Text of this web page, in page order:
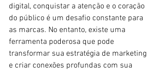
digital, conquistar a atenção e o coração
do público é um desafio constante para
as marcas. No entanto, existe uma
ferramenta poderosa que pode
transformar sua estratégia de marketing
e criar conexões profundas com sua